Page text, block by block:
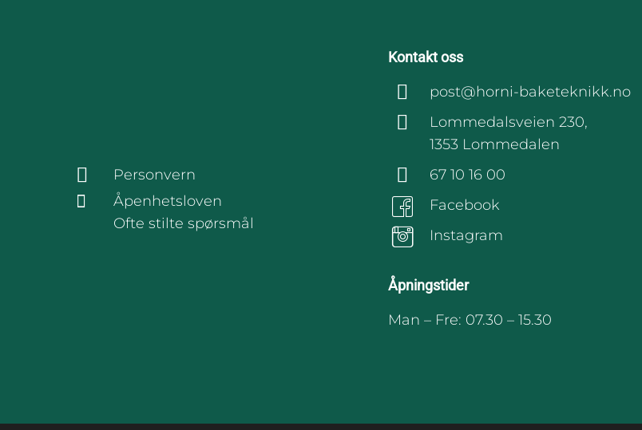
Personvern
Åpenhetsloven
Ofte stilte spørsmål
Kontakt oss
post@horni-baketeknikk.no
Lommedalsveien 230,
1353 Lommedalen
67 10 16 00
Facebook
Instagram
Åpningstider
Man – Fre: 07.30 – 15.30